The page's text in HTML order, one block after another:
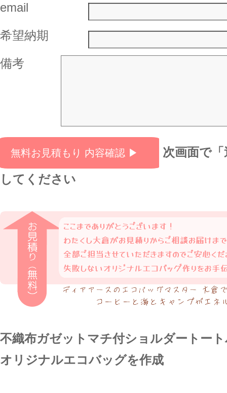
email
希望納期
備考
次画面で
してください
不織布ガゼットマチ付ショルダートー
オリジナルエコバッグを作成